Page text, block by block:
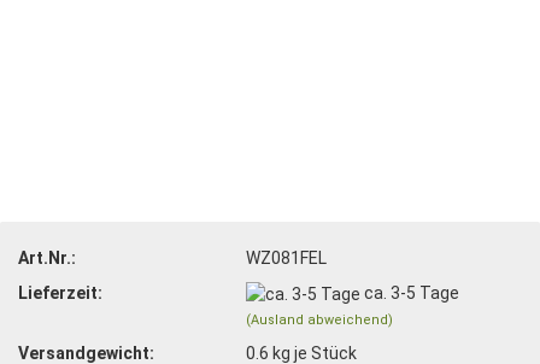
Art.Nr.:
WZ081FEL
Lieferzeit:
ca. 3-5 Tage
(Ausland abweichend)
Versandgewicht: 0.6 kg je Stück